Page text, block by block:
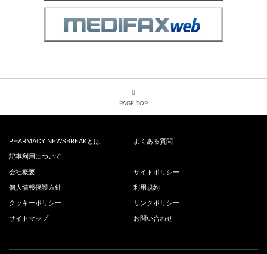
PAGE TOP
PHARMACY NEWSBREAKとは
よくある質問
記事利用について
会社概要
サイトポリシー
個人情報保護方針
利用規約
クッキーポリシー
リンクポリシー
サイトマップ
お問い合わせ